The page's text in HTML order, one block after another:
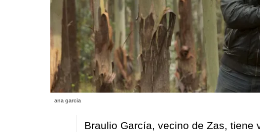
ana garcia
Braulio García, vecino de Zas, tiene